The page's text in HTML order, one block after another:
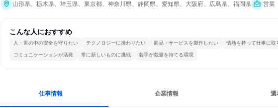
山形県、栃木県、埼玉県、東京都、神奈川県、静岡県、愛知県、大阪府、広島県、福岡県
営業
こんな人におすすめ
人・世の中の安全を守りたい テクノロジーに携わりたい 商品・サービスを製作したい 情熱を持って仕事に取
コミュニケーションが活発 常に新しいものに挑戦 若手が裁量を持てる環境
仕事情報 企業情報 選